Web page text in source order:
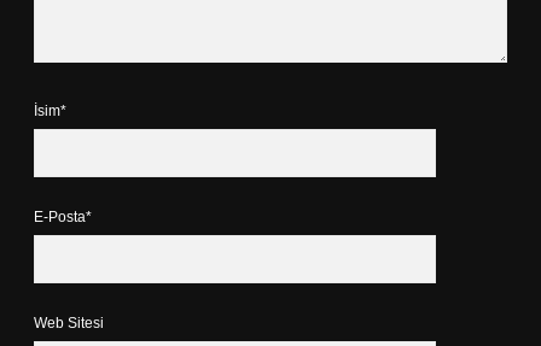
İsim*
E-Posta*
Web Sitesi